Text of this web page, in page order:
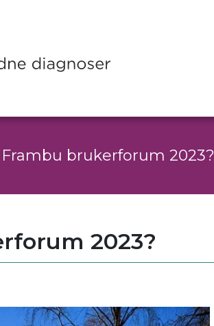
Frambu brukerforum 2023?
2023?